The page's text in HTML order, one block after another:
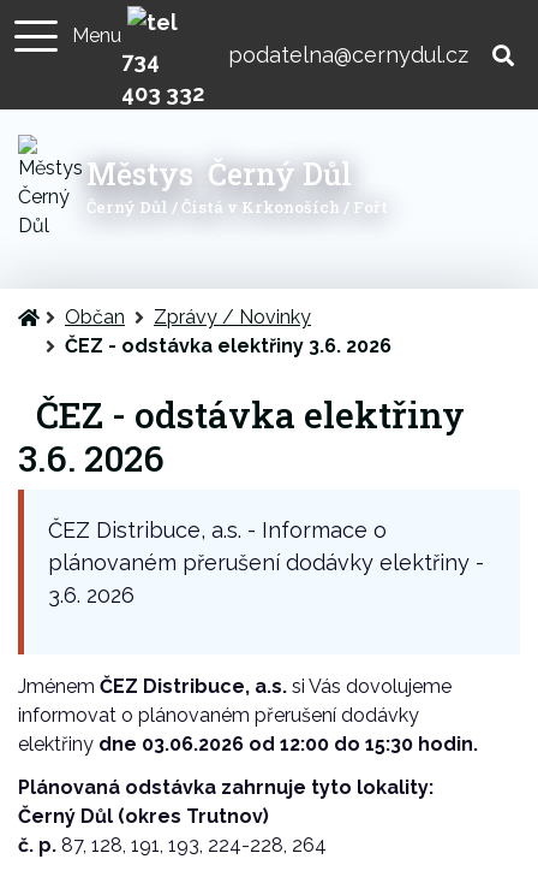
Menu
734
403 332
podatelna@cernydul.cz
Městys Černý Důl
Černý Důl / Čistá v Krkonoších / Fořt
Úvodní stránka
Občan
Zprávy / Novinky
ČEZ - odstávka elektřiny 3.6. 2026
ČEZ - odstávka elektřiny
3.6. 2026
ČEZ Distribuce, a.s. - Informace o
plánovaném přerušení dodávky elektřiny -
3.6. 2026
Jménem ČEZ Distribuce, a.s. si Vás dovolujeme
informovat o plánovaném přerušení dodávky
elektřiny dne 03.06.2026 od 12:00 do 15:30 hodin.
Plánovaná odstávka zahrnuje tyto lokality:
Černý Důl (okres Trutnov)
č. p. 87, 128, 191, 193, 224-228, 264